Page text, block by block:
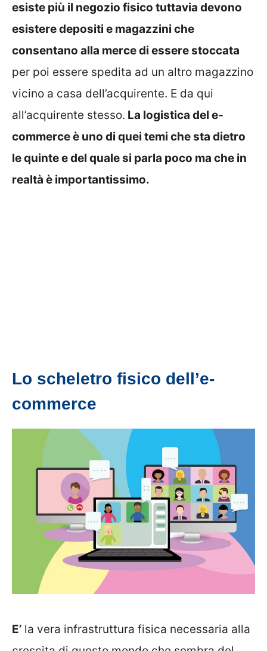
esiste più il negozio fisico tuttavia devono
esistere depositi e magazzini che
consentano alla merce di essere stoccata
per poi essere spedita ad un altro magazzino
vicino a casa dell’acquirente. E da qui
all’acquirente stesso. La logistica del e-
commerce è uno di quei temi che sta dietro
le quinte e del quale si parla poco ma che in
realtà è importantissimo.
Lo scheletro fisico dell’e-
commerce
E’ la vera infrastruttura fisica necessaria alla